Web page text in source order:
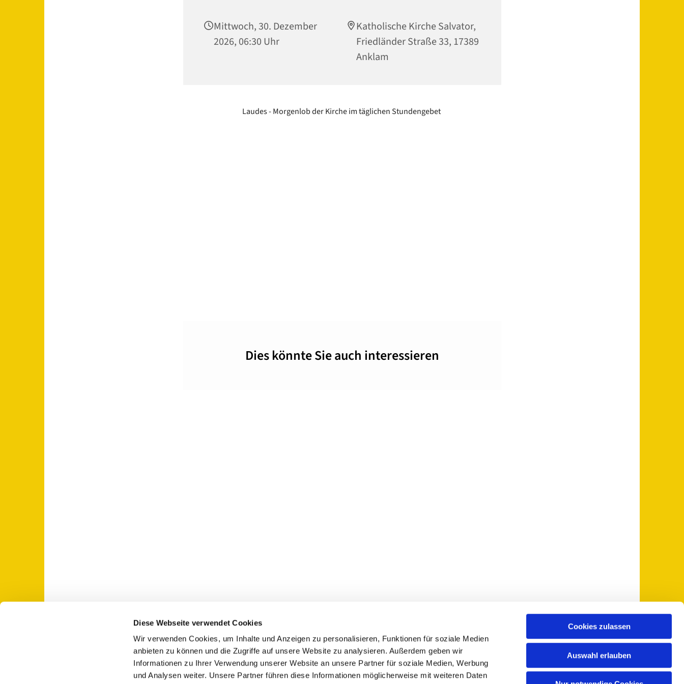
Diese Webseite verwendet Cookies
Wir verwenden Cookies, um Inhalte und Anzeigen zu personalisieren, Funktionen für soziale Medien
anbieten zu können und die Zugriffe auf unsere Website zu analysieren. Außerdem geben wir
Informationen zu Ihrer Verwendung unserer Website an unsere Partner für soziale Medien, Werbung
und Analysen weiter. Unsere Partner führen diese Informationen möglicherweise mit weiteren Daten
Cookies zulassen
Auswahl erlauben
Mittwoch, 30. Dezember
2026, 06:30 Uhr
Katholische Kirche Salvator,
Friedländer Straße 33, 17389
Anklam
Laudes - Morgenlob der Kirche im täglichen Stundengebet
Dies könnte Sie auch interessieren
St. Otto: Katholische Kirche Usedom-Anklam-Greifswald · Bahnhofstr. 15, 17489 Greifswald+49 3834 5735-0
pfarramt@sankt-otto.de
Kontaktinformationen
Impressum
Hinweisgebersystem